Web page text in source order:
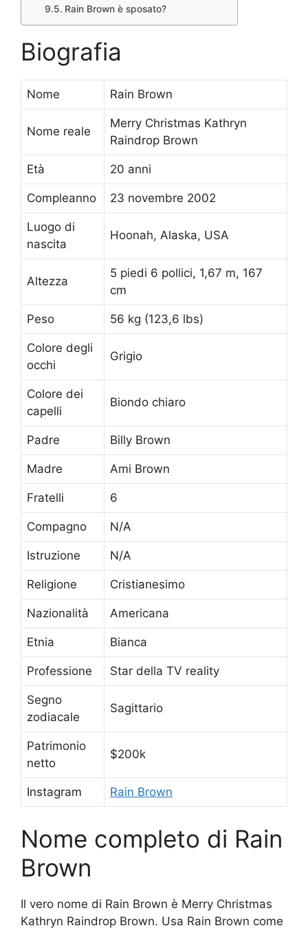
Rain Brown è sposato?
Biografia
Nome Rain Brown
Nome reale
Merry Christmas Kathryn
Raindrop Brown
Età 20 anni
Compleanno 23 novembre 2002
Luogo di
nascita
Hoonah, Alaska, USA
Altezza
5 piedi 6 pollici, 1,67 m, 167
cm
Peso 56 kg (123,6 lbs)
Colore degli
occhi
Grigio
Colore dei
capelli
Biondo chiaro
Padre Billy Brown
Madre Ami Brown
Fratelli 6
Compagno N/A
Istruzione N/A
Religione Cristianesimo
Nazionalità Americana
Etnia Bianca
Professione Star della TV reality
Segno
zodiacale
Sagittario
Patrimonio
netto
$200k
Instagram Rain Brown
Nome completo di Rain
Brown
Il vero nome di Rain Brown è Merry Christmas
Kathryn Raindrop Brown. Usa Rain Brown come